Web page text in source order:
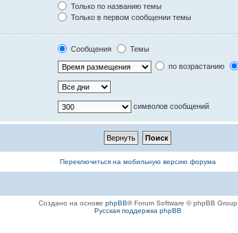
Только по названию темы
Только в первом сообщении темы
Сообщения
Темы
по возрастанию
символов сообщений
Переключиться на мобильную версию форума
Создано на основе phpBB® Forum Software © phpBB Group
Русская поддержка phpBB